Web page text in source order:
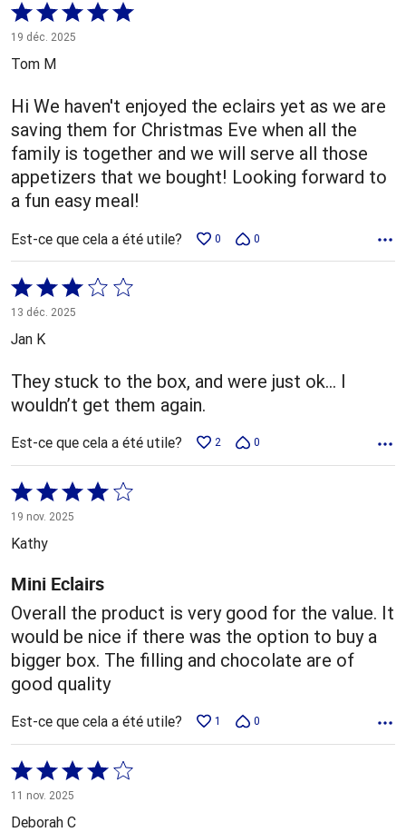
Coté
5 sur
5
19 déc. 2025
Tom M
Hi We haven't enjoyed the eclairs yet as we are
saving them for Christmas Eve when all the
family is together and we will serve all those
appetizers that we bought! Looking forward to
a fun easy meal!
Est-ce que cela a été utile? 0 0
Coté
3 sur
5
13 déc. 2025
Jan K
They stuck to the box, and were just ok… I
wouldn’t get them again.
Est-ce que cela a été utile? 2 0
Coté
4 sur
5
19 nov. 2025
Kathy
Mini Eclairs
Overall the product is very good for the value. It
would be nice if there was the option to buy a
bigger box. The filling and chocolate are of
good quality
Est-ce que cela a été utile? 1 0
Coté
4 sur
5
11 nov. 2025
Deborah C